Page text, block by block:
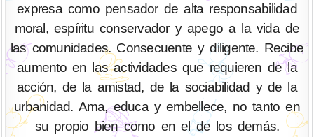
expresa como pensador de alta responsabilidad
moral, espíritu conservador y apego a la vida de
las comunidades. Consecuente y diligente. Recibe
aumento en las actividades que requieren de la
acción, de la amistad, de la sociabilidad y de la
urbanidad. Ama, educa y embellece, no tanto en
su propio bien como en el de los demás.